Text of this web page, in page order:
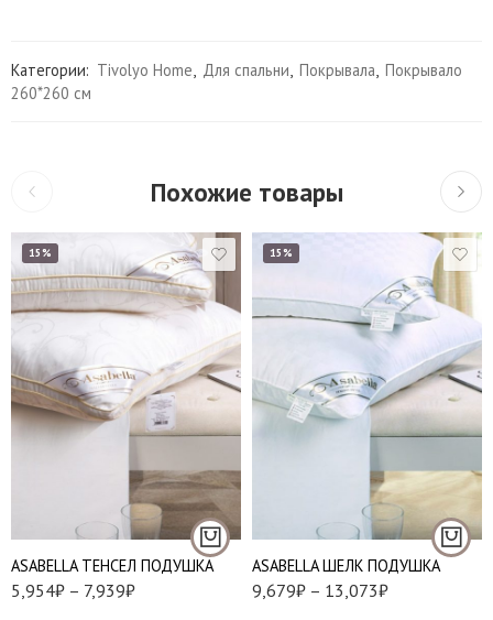
Категории: Tivolyo Home, Для спальни, Покрывала, Покрывало
260*260 см
Похожие товары
15%
АSABELLA ТЕНСЕЛ ПОДУШКА
5,954₽ – 7,939₽
Подушки 50*70 см.
Подушки 70*70 см.
15%
АSABELLA ШЕЛК ПОДУШКА
9,679₽ – 13,073₽
Подушки 50*70 см.
Подушки 70*70 см.